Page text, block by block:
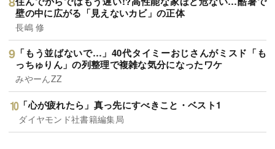
壁の中に広がる「見えないカビ」の正体
長嶋 修
「もう並ばないで…」40代タイミーおじさんがミスド「も
っちゅりん」の列整理で複雑な気分になったワケ
みやーんZZ
「心が疲れたら」真っ先にすべきこと・ベスト1
ダイヤモンド社書籍編集局